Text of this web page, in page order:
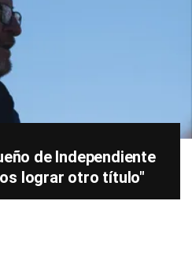
de Independiente
lograr otro título"